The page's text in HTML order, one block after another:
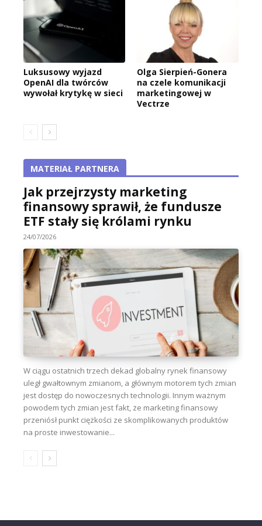
Luksusowy wyjazd
OpenAI dla twórców
wywołał krytykę w sieci
Olga Sierpień-Gonera
na czele komunikacji
marketingowej w
Vectrze
MATERIAŁ PARTNERA
Jak przejrzysty marketing
finansowy sprawił, że fundusze
ETF stały się królami rynku
24/07/2026
W ciągu ostatnich trzech dekad globalny rynek finansowy
uległ gwałtownym zmianom, a głównym motorem tych zmian
jest dostęp do nowoczesnych technologii. Innym ważnym
powodem tych zmian jest fakt, że marketing finansowy
przeniósł punkt ciężkości ze skomplikowanych produktów
na proste inwestowanie...